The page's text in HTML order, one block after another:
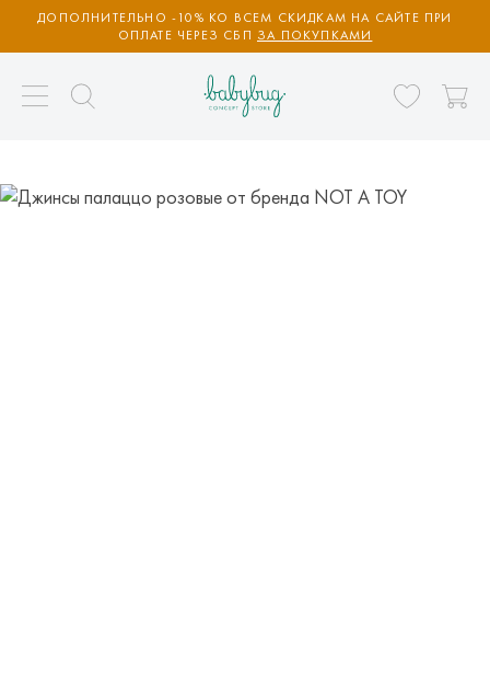
ДОПОЛНИТЕЛЬНО -10% КО ВСЕМ СКИДКАМ НА САЙТЕ ПРИ
ОПЛАТЕ ЧЕРЕЗ СБП ЗА ПОКУПКАМИ